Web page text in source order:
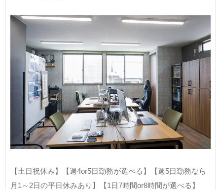
【土日祝休み】【週4or5日勤務が選べる】【週5日勤務なら
月1～2日の平日休みあり】【1日7時間or8時間が選べる】